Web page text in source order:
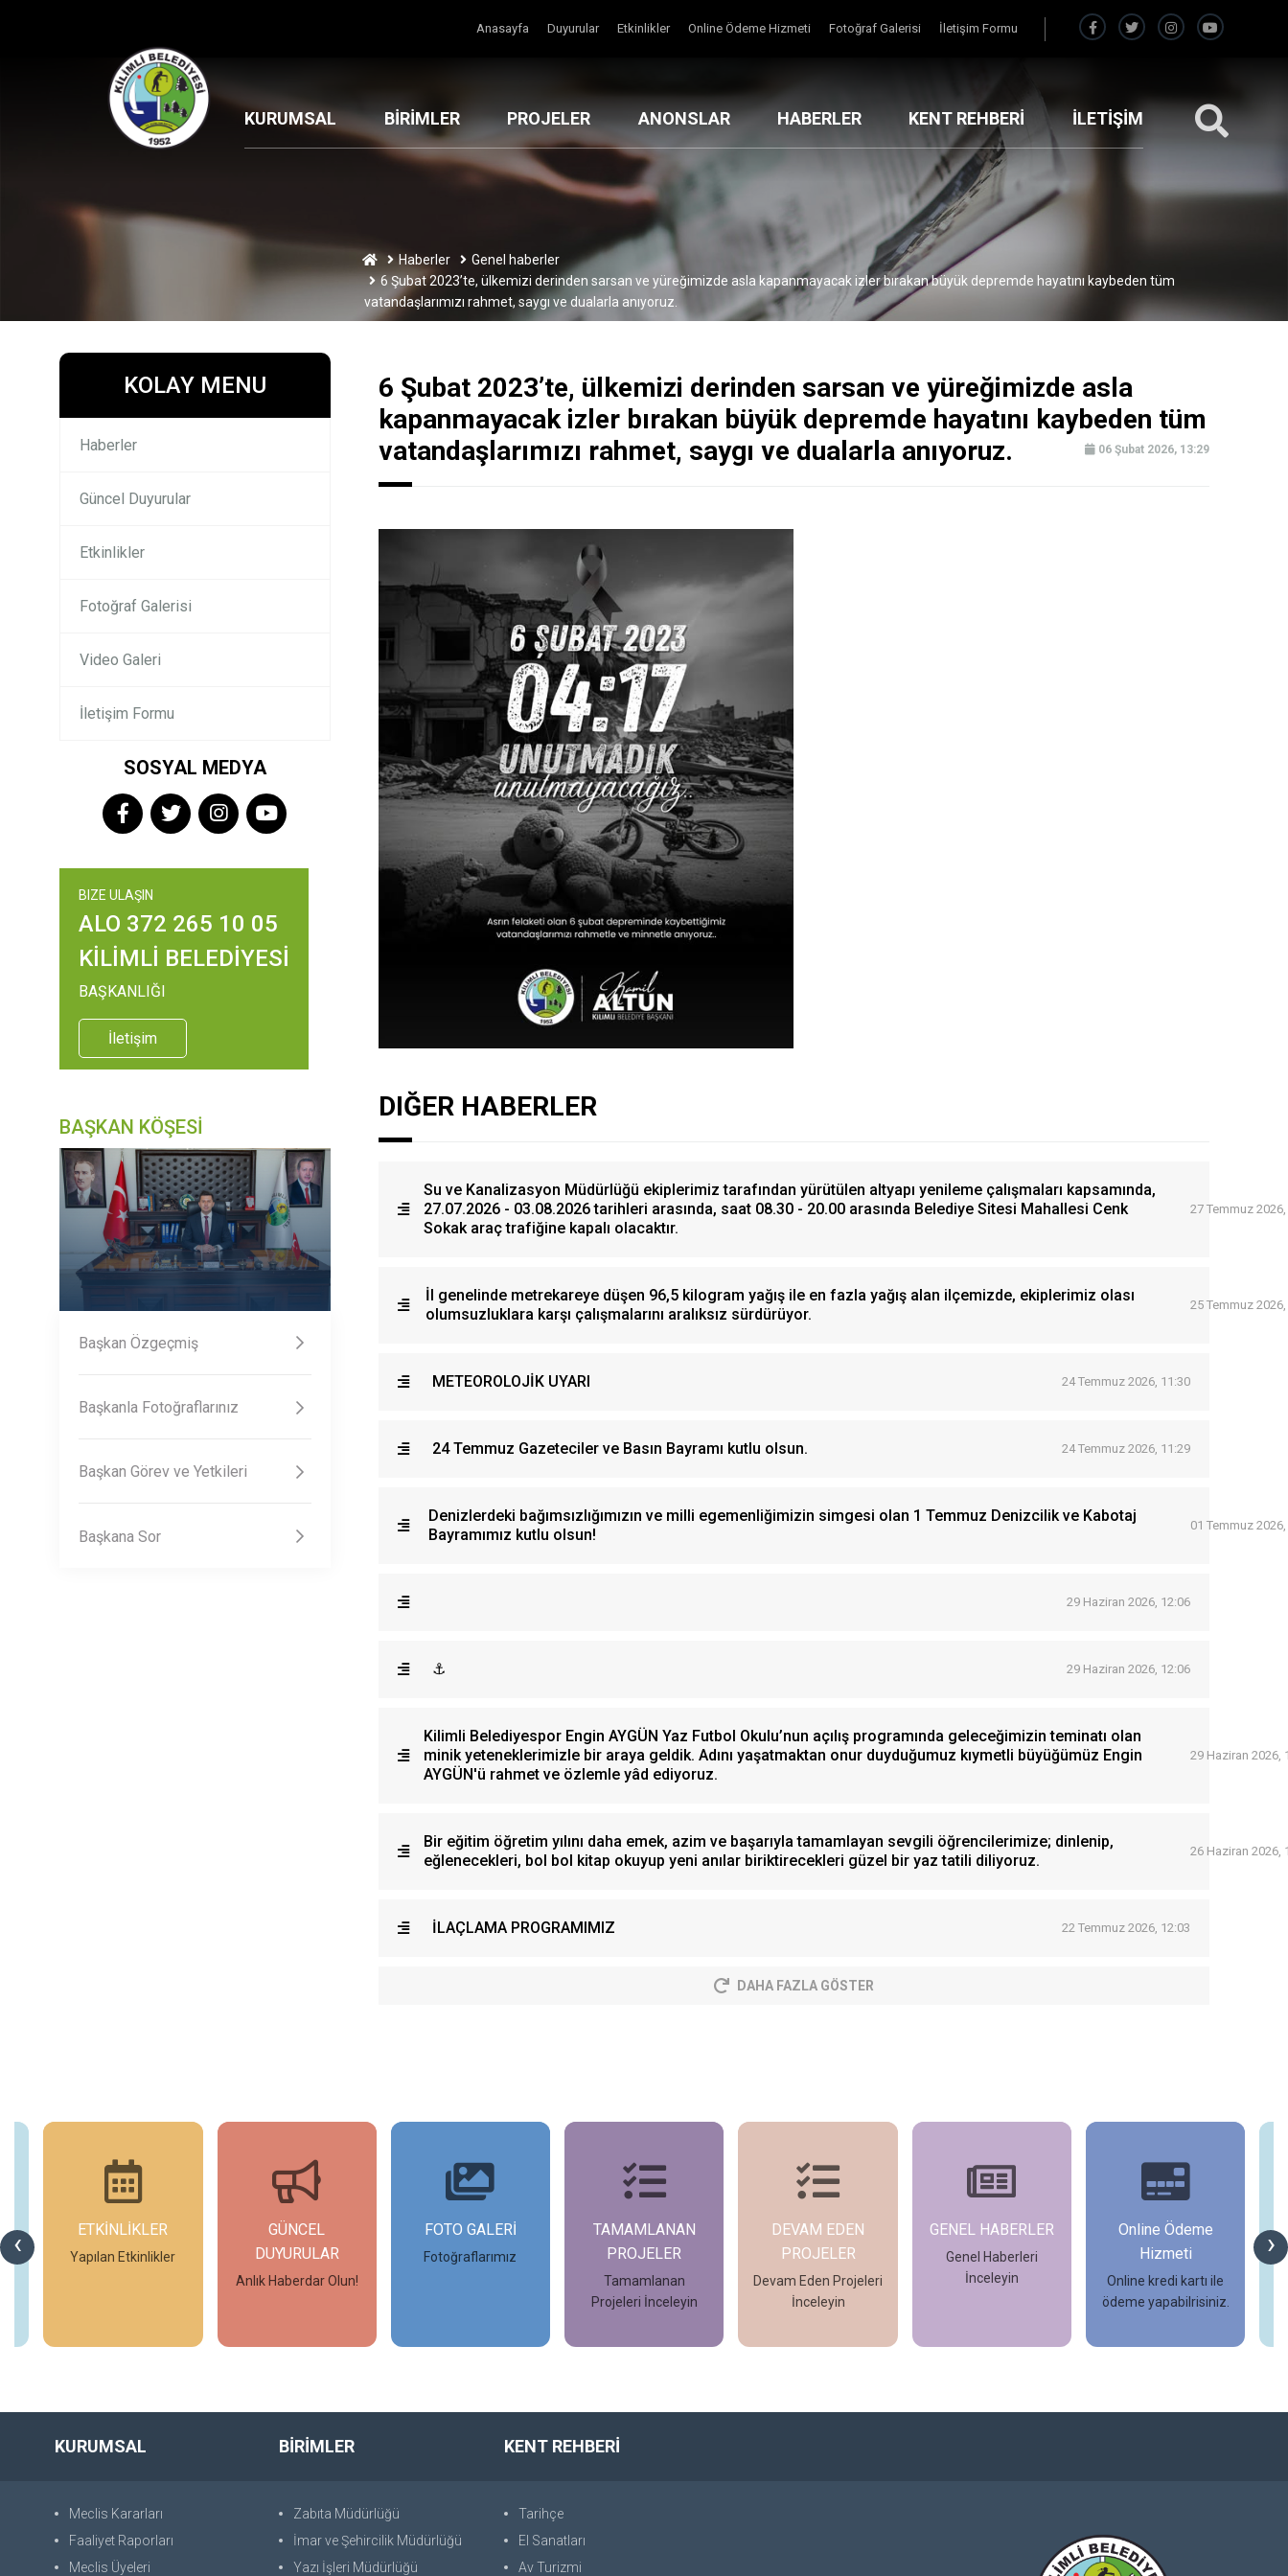
Anasayfa Duyurular Etkinlikler Online Ödeme Hizmeti Fotoğraf Galerisi İletişim Formu
KURUMSAL BİRİMLER PROJELER ANONSLAR HABERLER KENT REHBERİ İLETİŞİM
Haberler
Genel haberler
6 Şubat 2023’te, ülkemizi derinden sarsan ve yüreğimizde asla kapanmayacak izler bırakan büyük depremde hayatını kaybeden tüm
vatandaşlarımızı rahmet, saygı ve dualarla anıyoruz.
KOLAY MENU
Haberler
Güncel Duyurular
Etkinlikler
Fotoğraf Galerisi
Video Galeri
İletişim Formu
SOSYAL MEDYA
BIZE ULAŞIN
ALO 372 265 10 05
KİLİMLİ BELEDİYESİ
BAŞKANLIĞI
İletişim
BAŞKAN KÖŞESİ
Başkan Özgeçmiş
Başkanla Fotoğraflarınız
Başkan Görev ve Yetkileri
Başkana Sor
6 Şubat 2023’te, ülkemizi derinden sarsan ve yüreğimizde asla
kapanmayacak izler bırakan büyük depremde hayatını kaybeden tüm
vatandaşlarımızı rahmet, saygı ve dualarla anıyoruz.
06 Şubat 2026, 13:29
DIĞER HABERLER
Su ve Kanalizasyon Müdürlüğü ekiplerimiz tarafından yürütülen altyapı yenileme çalışmaları kapsamında,
27.07.2026 - 03.08.2026 tarihleri arasında, saat 08.30 - 20.00 arasında Belediye Sitesi Mahallesi Cenk
Sokak araç trafiğine kapalı olacaktır.
27 Temmuz
İl genelinde metrekareye düşen 96,5 kilogram yağış ile en fazla yağış alan ilçemizde, ekiplerimiz olası
olumsuzluklara karşı çalışmalarını aralıksız sürdürüyor.
25 Temmuz
METEOROLOJİK UYARI 24 Temmuz 2026, 11:30
24 Temmuz Gazeteciler ve Basın Bayramı kutlu olsun. 24 Temmuz 2026, 11:29
Denizlerdeki bağımsızlığımızın ve milli egemenliğimizin simgesi olan 1 Temmuz Denizcilik ve Kabotaj
Bayramımız kutlu olsun!
01 Temmuz
29 Haziran 2026, 12:06
⚓ 29 Haziran 2026, 12:06
Kilimli Belediyespor Engin AYGÜN Yaz Futbol Okulu’nun açılış programında geleceğimizin teminatı olan
minik yeteneklerimizle bir araya geldik. Adını yaşatmaktan onur duyduğumuz kıymetli büyüğümüz Engin
AYGÜN'ü rahmet ve özlemle yâd ediyoruz.
29 Haziran 2026,
Bir eğitim öğretim yılını daha emek, azim ve başarıyla tamamlayan sevgili öğrencilerimize; dinlenip,
eğlenecekleri, bol bol kitap okuyup yeni anılar biriktirecekleri güzel bir yaz tatili diliyoruz.
26 Haziran 2026,
İLAÇLAMA PROGRAMIMIZ 22 Temmuz 2026, 12:03
DAHA FAZLA GÖSTER
‹ ›
ETKİNLİKLER
Yapılan Etkinlikler
GÜNCEL
DUYURULAR
Anlık Haberdar Olun!
FOTO GALERİ
Fotoğraflarımız
TAMAMLANAN
PROJELER
Tamamlanan
Projeleri İnceleyin
DEVAM EDEN
PROJELER
Devam Eden Projeleri
İnceleyin
İncele
GENEL HABERLER
Genel Haberleri
İnceleyin
Online Ödeme
Hizmeti
Online kredi kartı ile
ödeme yapabilrisiniz.
İncele
KURUMSAL
Meclis Kararları
Faaliyet Raporları
Meclis Üyeleri
BİRİMLER
Zabıta Müdürlüğü
İmar ve Şehircilik Müdürlüğü
Yazı İşleri Müdürlüğü
KENT REHBERİ
Tarihçe
El Sanatları
Av Turizmi